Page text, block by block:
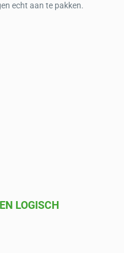
echt aan te pakken.
LOGISCH